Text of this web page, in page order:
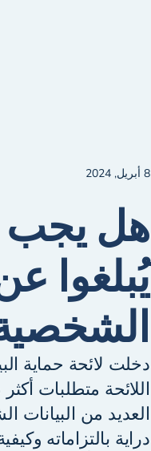
8 أبريل, 2024
هل يجب
يُبلغوا
اللائحة متطلبات
العديد من